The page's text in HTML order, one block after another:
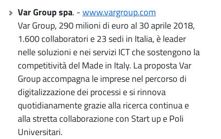
Var Group spa. -www.vargroup.com
Var Group, 290 milioni di euro al 30 aprile 2018,
1.600 collaboratori e 23 sedi in Italia, è leader
nelle soluzioni e nei servizi ICT che sostengono la
competitività del Made in Italy. La proposta Var
Group accompagna le imprese nel percorso di
digitalizzazione dei processi e si rinnova
quotidianamente grazie alla ricerca continua e
alla stretta collaborazione con Start up e Poli
Universitari.